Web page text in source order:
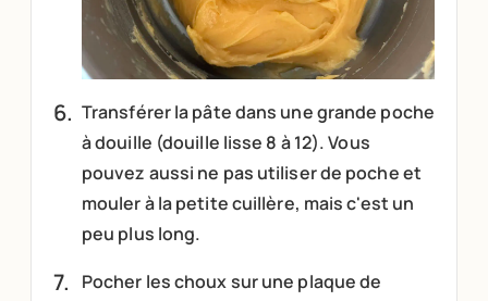
Transférer la pâte dans une grande poche
à douille (douille lisse 8 à 12). Vous
pouvez aussi ne pas utiliser de poche et
mouler à la petite cuillère, mais c'est un
peu plus long.
Pocher les choux sur une plaque de